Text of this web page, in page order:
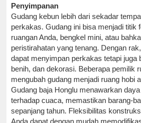
Penyimpanan
Gudang kebun lebih dari sekadar
perkakas. Gudang ini bisa menjadi titik
ruangan Anda, bengkel mini, atau
peristirahatan yang tenang. Dengan
dapat menyimpan perkakas tetapi juga
benih, dan dekorasi. Beberapa pemilik
mengubah gudang menjadi ruang hobi
Gudang baja Honglu menawarkan
terhadap cuaca, memastikan barang-
sepanjang tahun. Fleksibilitas
Anda dapat dengan mudah